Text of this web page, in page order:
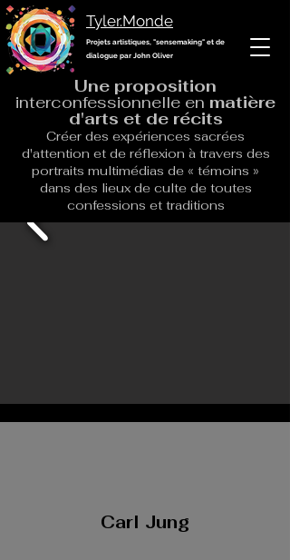
Tyler.Monde
Projets artistiques, "sensemaking" et de
dialogue par John Oliver
Une proposition
interconfessionnelle en matière
d'arts et de récits
Créer des expériences sacrées
d'attention et de réflexion à travers des
portraits multimédias de « témoins »
dans des lieux de culte de toutes
confessions et traditions
Carl Jung